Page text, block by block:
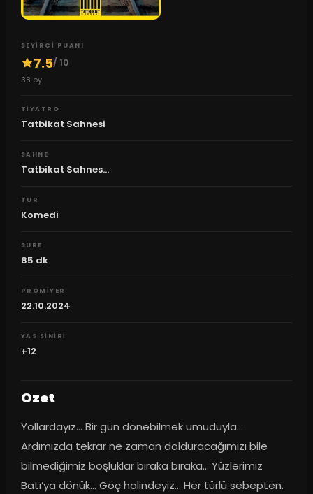
SEYIRCI PUANI
7.5/ 10
38 oy
TIYATRO
Tatbikat Sahnesi
SAHNE
Tatbikat Sahnes...
TUR
Komedi
SURE
85 dk
PROMIYER
22.10.2024
YAS SINIRI
+12
Ozet
Yollardayız… Bir gün dönebilmek umuduyla…
Ardımızda tekrar ne zaman dolduracağımızı bile
bilmediğimiz boşluklar bıraka bıraka… Yüzlerimiz
Batı’ya dönük… Göç halindeyiz… Her türlü sebepten.